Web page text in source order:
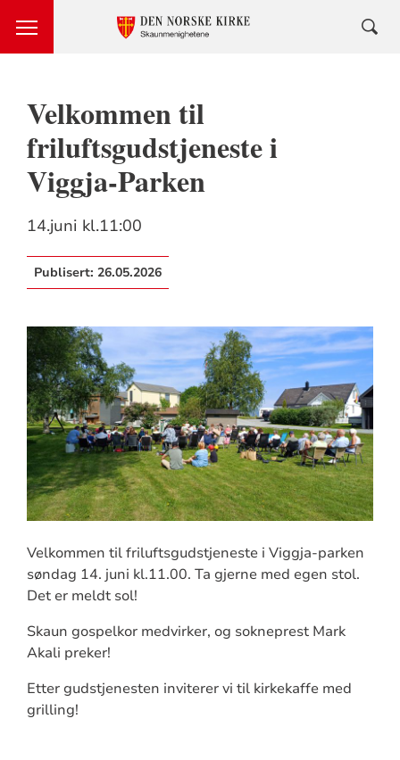
Velkommen til
friluftsgudstjeneste i
Viggja-Parken
14.juni kl.11:00
Publisert: 26.05.2026
Velkommen til friluftsgudstjeneste i Viggja-parken
søndag 14. juni kl.11.00. Ta gjerne med egen stol.
Det er meldt sol!
Skaun gospelkor medvirker, og sokneprest Mark
Akali preker!
Etter gudstjenesten inviterer vi til kirkekaffe med
grilling!